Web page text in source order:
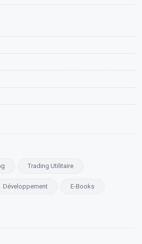
Trading Utilitaire
Développement E-Books